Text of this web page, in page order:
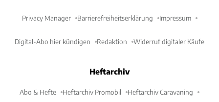
Privacy Manager Barrierefreiheitserklärung Impressum
Digital-Abo hier kündigen Redaktion Widerruf digitaler Käufe
Heftarchiv
Abo & Hefte Heftarchiv Promobil Heftarchiv Caravaning